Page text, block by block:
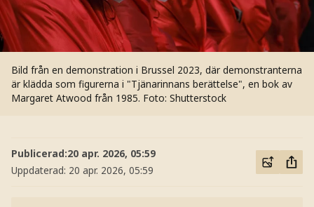
Bild från en demonstration i Brussel 2023, där demonstranterna
är klädda som figurerna i "Tjänarinnans berättelse", en bok av
Margaret Atwood från 1985. Foto: Shutterstock
Publicerad:20 apr. 2026, 05:59
Uppdaterad: 20 apr. 2026, 05:59